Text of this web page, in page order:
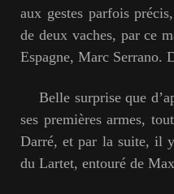
aux gestes parfois
de deux vaches, par ce
Espagne, Marc Serrano.
Belle surprise que
ses premières armes,
Darré, et par la suite, il
du Lartet, entouré de